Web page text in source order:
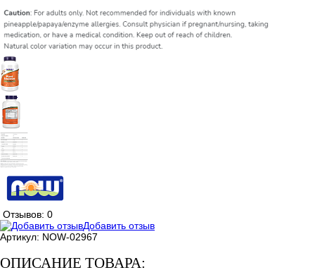
Отзывов: 0
Добавить отзыв
Артикул: NOW-02967
ОПИСАНИЕ ТОВАРА: